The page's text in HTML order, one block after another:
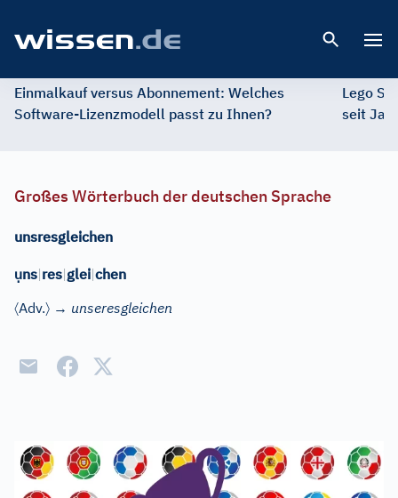
Einmalkauf versus Abonnement: Welches
Software-Lizenzmodell passt zu Ihnen?
Lego
seit
Großes Wörterbuch der deutschen Sprache
unsresgleichen
ụns|res|glei|chen
〈Adv.〉 → unseresgleichen